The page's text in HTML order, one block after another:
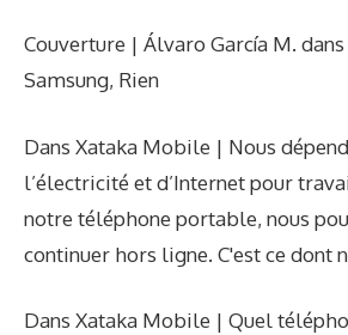
Couverture | Álvaro García M.
Samsung, Rien
Dans Xataka Mobile | Nous
l’électricité et d’Internet pour
notre téléphone portable, nous
continuer hors ligne. C'est ce dont
Dans Xataka Mobile | Quel